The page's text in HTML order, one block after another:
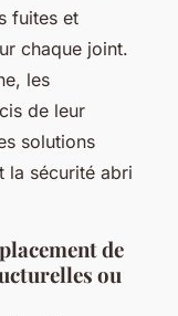
fuites et
chaque joint.
les
de leur
solutions
la sécurité abri
de
ou